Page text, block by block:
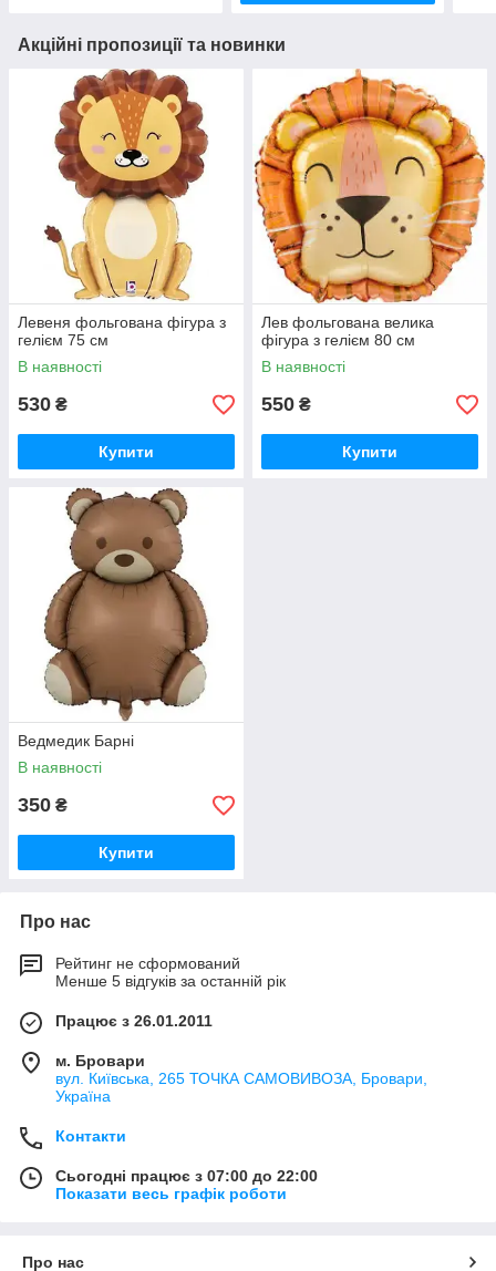
Акційні пропозиції та новинки
Левеня фольгована фігура з
гелієм 75 см
В наявності
530 ₴
Купити
Лев фольгована велика
фігура з гелієм 80 см
В наявності
550 ₴
Купити
Ведмедик Барні
В наявності
350 ₴
Купити
Про нас
Рейтинг не сформований
Менше 5 відгуків за останній рік
Працює з 26.01.2011
м. Бровари
вул. Київська, 265 ТОЧКА САМОВИВОЗА, Бровари,
Україна
Контакти
Сьогодні працює з 07:00 до 22:00
Показати весь графік роботи
Про нас